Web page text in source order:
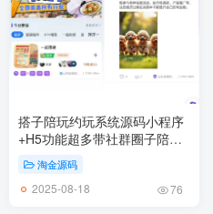
搭子陪玩约玩系统源码小程序
+H5功能超多带社群圈子陪玩
淘金源码
2025-08-18 76